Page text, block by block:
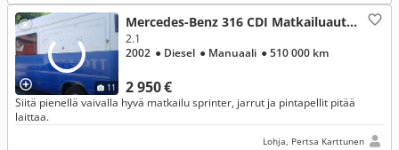
11
Mercedes-Benz 316 CDI Matkailuauto, Mercedes-Benz
2 950 €
2.1
2002 ● Diesel ● Manuaali ● 510 000 km
Siitä pienellä vaivalla hyvä matkailu sprinter, jarrut ja pintapellit pitää
laittaa.
Lohja, Pertsa Karttunen